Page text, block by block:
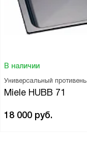
В наличии
Универсальный противень
Miele HUBB 71
18 000 руб.